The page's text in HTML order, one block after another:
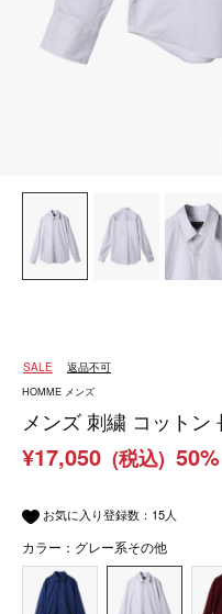
SALE 返品不可
HOMME メンズ
メンズ 刺繍 コットン
¥17,050 (税込)
お気に入り登録数： 15人
カラー：グレー系その他